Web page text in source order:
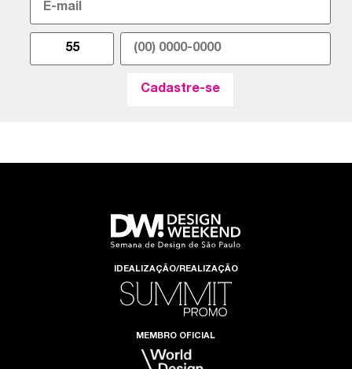
IDEALIZAÇÃO/REALIZAÇÃO
MEMBRO OFICIAL